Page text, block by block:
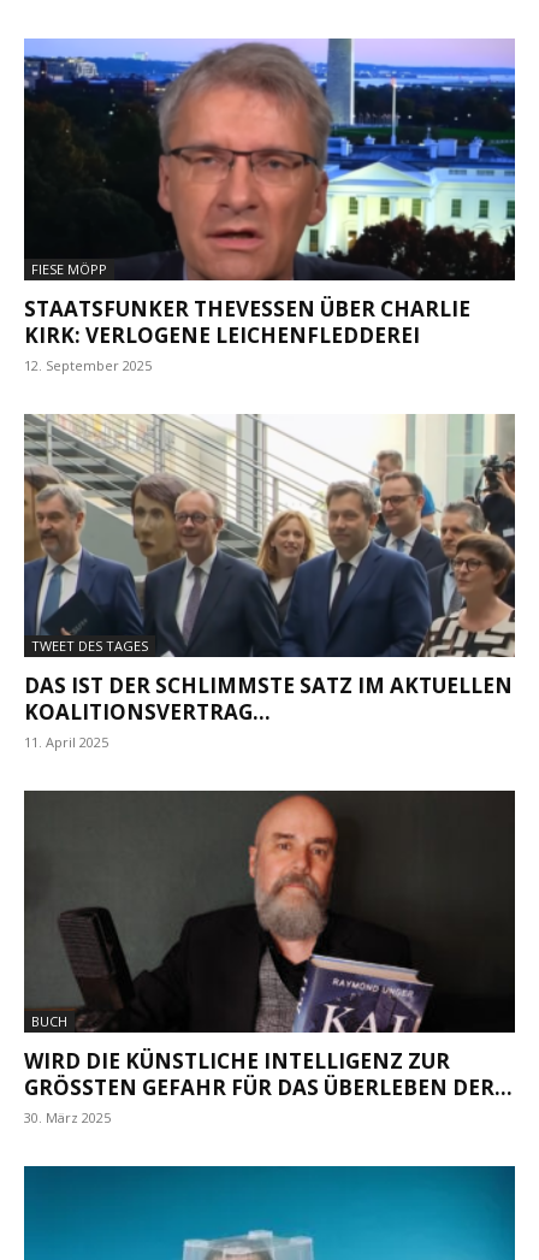
FIESE MÖPP
STAATSFUNKER THEVESSEN ÜBER CHARLIE K
IRK: VERLOGENE LEICHENFLEDDEREI
12. September 2025
TWEET DES TAGES
DAS IST DER SCHLIMMSTE SATZ IM AKTUELLEN
KOALITIONSVERTRAG…
11. April 2025
BUCH
WIRD DIE KÜNSTLICHE INTELLIGENZ ZUR
GRÖSSTEN GEFAHR FÜR DAS ÜBERLEBEN DER...
30. März 2025